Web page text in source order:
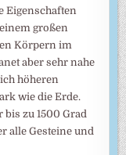
Eigenschaften
großen
Körpern im
aber sehr nahe
höheren
wie die Erde.
zu 1500 Grad
alle Gesteine und